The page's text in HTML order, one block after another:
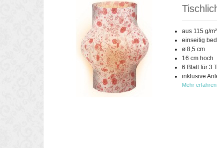
aus 115 g/
einseitig
ø 8,5 cm
16 cm hoch
6 Blatt für 3
inklusive
Mehr erfahren